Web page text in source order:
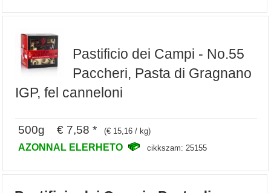
Pastificio dei Campi - No.55
Paccheri, Pasta di Gragnano
IGP, fel canneloni
500g € 7,58 * (€ 15,16 / kg)
AZONNAL ELERHETO cikkszam: 25155